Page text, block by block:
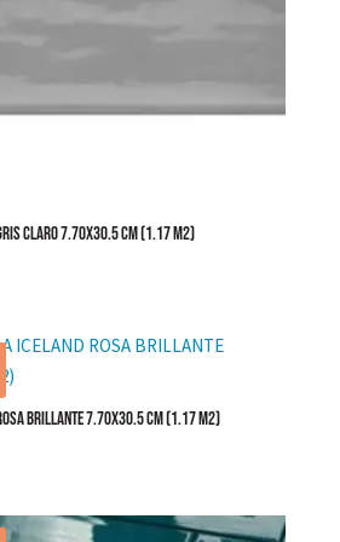
CLARO 7.70X30.5 cm (1.17 M2)
BRILLANTE 7.70X30.5 cm (1.17 M2)